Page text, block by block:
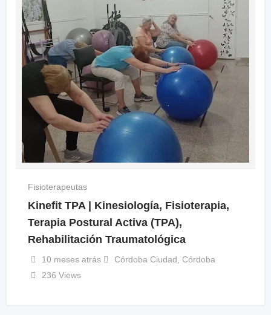
Fisioterapeutas
Kinefit TPA | Kinesiología, Fisioterapia,
Terapia Postural Activa (TPA),
Rehabilitación Traumatológica
10 meses atrás Córdoba Ciudad Córdoba
236 Views